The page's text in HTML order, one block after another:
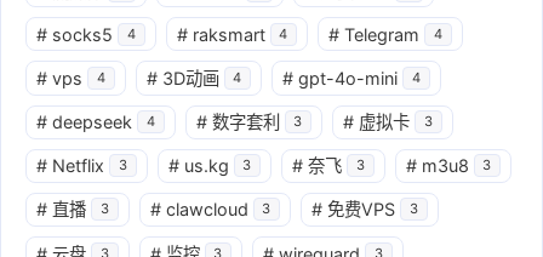
# socks5 4 # raksmart 4 # Telegram 4
# vps 4 # 3D动画 4 # gpt-4o-mini 4
# deepseek 4 # 数字套利 3 # 虚拟卡 3
# Netflix 3 # us.kg 3 # 奈飞 3 # m3u8 3
# 直播 3 # clawcloud 3 # 免费VPS 3
3 3 3